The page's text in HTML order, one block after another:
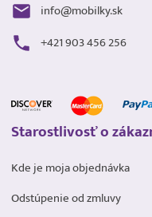
info@mobilky.sk
+421 903 456 256
Starostlivosť o
Kde je moja objednávka
Odstúpenie od zmluvy